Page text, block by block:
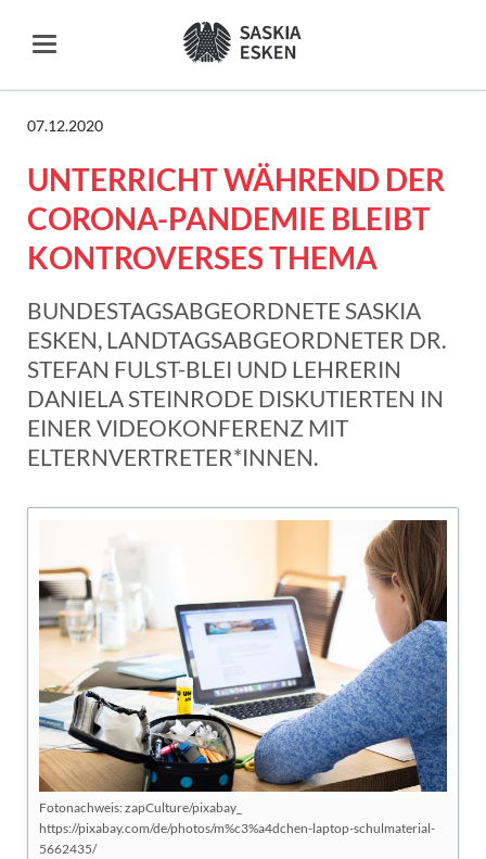
07.12.2020
UNTERRICHT WÄHREND DER
CORONA-PANDEMIE BLEIBT
KONTROVERSES THEMA
BUNDESTAGSABGEORDNETE SASKIA
ESKEN, LANDTAGSABGEORDNETER DR.
STEFAN FULST-BLEI UND LEHRERIN
DANIELA STEINRODE DISKUTIERTEN IN
EINER VIDEOKONFERENZ MIT
ELTERNVERTRETER*INNEN.
Fotonachweis: zapCulture/pixabay_
https://pixabay.com/de/photos/m%c3%a4dchen-laptop-schulmaterial-
5662435/